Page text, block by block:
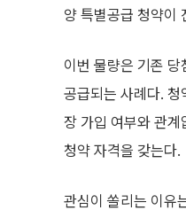
양 특별공급 청약이
이번 물량은 기존 당
공급되는 사례다.
장 가입 여부와 관
청약 자격을 갖는다.
관심이 쏠리는 이유